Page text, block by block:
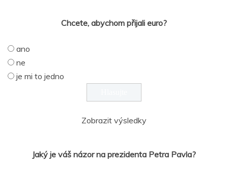
Chcete, abychom přijali euro?
ano
ne
je mi to jedno
Zobrazit výsledky
Jaký je váš názor na prezidenta Petra Pavla?